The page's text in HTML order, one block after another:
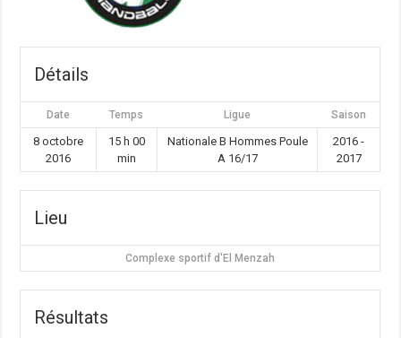
Détails
Date Temps Ligue Saison
8 octobre
2016
15 h 00
min
Nationale B Hommes Poule
A 16/17
2016 -
2017
Lieu
Complexe sportif d'El Menzah
Résultats